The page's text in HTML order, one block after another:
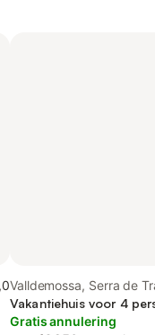
Valldemossa, Serra de
Vakantiehuis voor 4
Gratis annulering